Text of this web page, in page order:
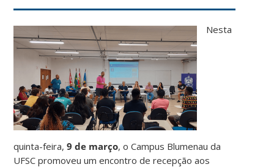
Nesta
quinta-feira,9 de março, o Campus Blumenau da
UFSC promoveu um encontro de recepção aos